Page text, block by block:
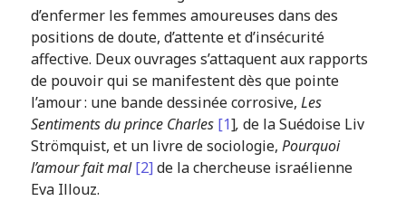
d’enfermer les femmes amoureuses dans des
positions de doute, d’attente et d’insécurité
affective. Deux ouvrages s’attaquent aux rapports
de pouvoir qui se manifestent dès que pointe
l’amour : une bande dessinée corrosive, Les
Sentiments du prince Charles [1], de la Suédoise Liv
Strömquist, et un livre de sociologie, Pourquoi
l’amour fait mal[2]de la chercheuse israélienne
Eva Illouz.